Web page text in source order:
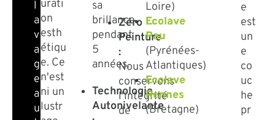
l
a
v
a
g
e
a
u
urati
on
esth
étiqu
e. Ce
n'est
ni un
lustr
sa
brillance
pendant
5
années.
Technologie
Autonivelante
Zéro
Peinture
:
Nous
conservons
l'intégrité
de
Loire)
Ecolave
Pau
(Pyrénées-
Atlantiques)
Ecolave
Rennes
(Bretagne)
e
est
un
e
co
uc
he
pr